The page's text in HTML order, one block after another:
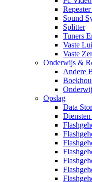
Sound
Splitter
Tuners
Vaste
Vaste
Onderwijs &
Andere
Opslag
Data